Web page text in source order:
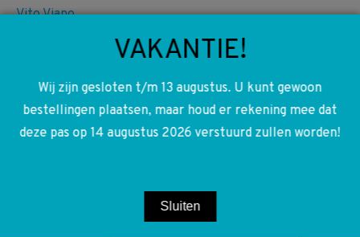
Toevoegen aan winkelwagen
A6394770001 6394770001
W639 W906 Brandstoffilter
Toevoegen aan winkelwagen
VAKANTIE!
Wij zijn gesloten t/m 13 augustus. U kunt gewoon
bestellingen plaatsen, maar houd er rekening mee dat
deze pas op 14 augustus 2026 verstuurd zullen worden!
Sluiten